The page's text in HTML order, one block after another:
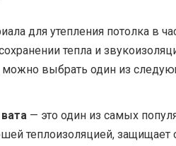
для утепления потолка в
тепла и
можно выбрать один из
— это один из самых
теплоизоляцией, защищает